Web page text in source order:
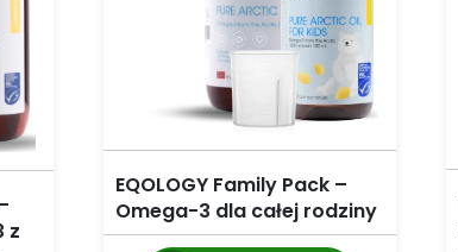
z
EQOLOGY Family Pack –
Omega-3 dla całej rodziny